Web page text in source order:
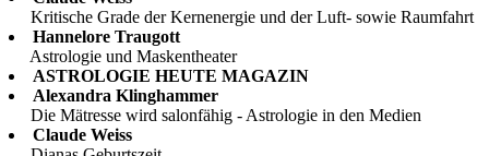
Kritische Grade der Kernenergie und der Luft- sowie Raumfahrt
Hannelore Traugott
Astrologie und Maskentheater
ASTROLOGIE HEUTE MAGAZIN
Alexandra Klinghammer
Die Mätresse wird salonfähig - Astrologie in den Medien
Claude Weiss